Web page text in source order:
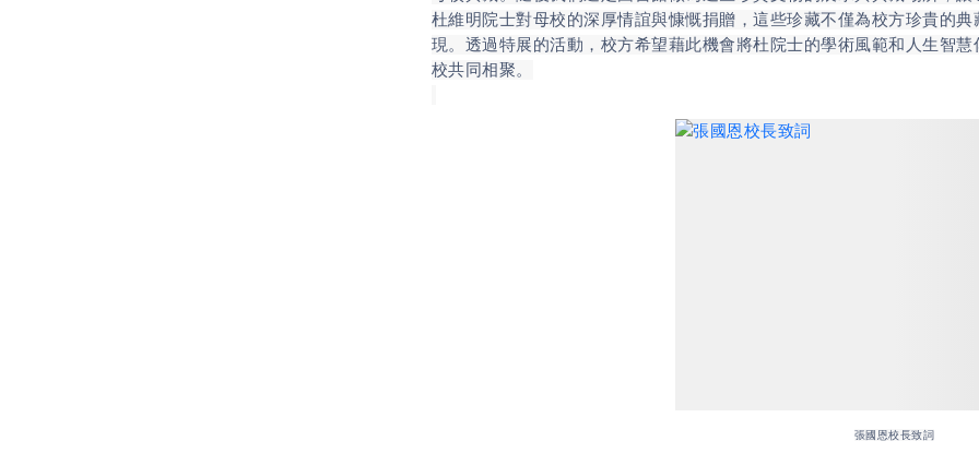
杜維明院士對母校的深厚情誼與慷慨捐贈，這些珍藏不僅為校方珍貴的
現。透過特展的活動，校方希望藉此機會將杜院士的學術風範和人生智
校共同相聚。
張國恩校長致詞